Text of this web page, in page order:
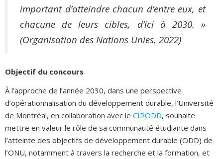
important d’atteindre chacun d’entre eux, et
chacune de leurs cibles, d’ici à 2030. »
(Organisation des Nations Unies, 2022)
Objectif du concours
À l’approche de l’année 2030, dans une perspective
d’opérationnalisation du développement durable, l’Université
de Montréal, en collaboration avec le CIRODD, souhaite
mettre en valeur le rôle de sa communauté étudiante dans
l’atteinte des objectifs de développement durable (ODD) de
l’ONU, notamment à travers la recherche et la formation, et